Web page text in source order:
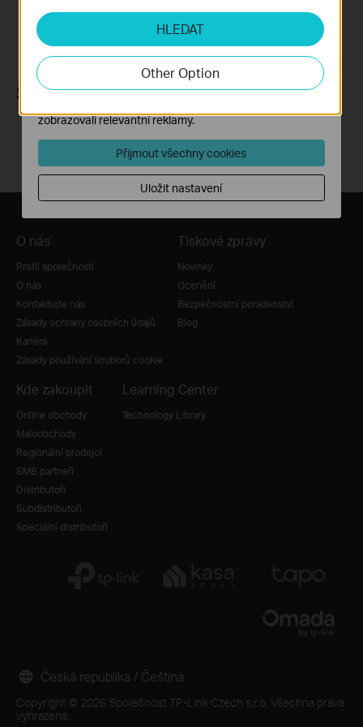
Sledujte nás
O nás
Profil společnosti
O nás
Kontaktujte nás
Zásady ochrany osobních údajů
Kariéra
Zásady používání souborů cookie
Tiskové zprávy
Novinky
Ocenění
Bezpečnostní poradenství
Blog
Kde zakoupit
Online obchody
Maloobchody
Regionální prodejci
SMB partneři
Distributoři
Subdistributoři
Speciální distributoři
Learning Center
Technology Library
Copyright © 2026 Společnost TP-Link Czech s.r.o. Všechna práva
vyhrazena.
Česká republika / Čeština
HLEDAT
Other Option
Analytické a marketingové cookies
Soubory cookie pro nám umožňují analyzovat vaše
aktivity na našich webových stránkách za účelem
zlepšení a přizpůsobení jejich funkčnosti.
Marketingové soubory cookie mohou prostřednictvím
zobrazovali relevantní reklamy.
Přijmout všechny cookies
Uložit nastavení